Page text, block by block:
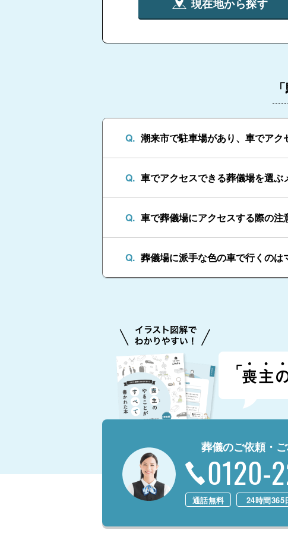
現在地から探す
潮来市で駐車場があり、車でア
車でアクセスできる葬儀場を選ぶ
車で葬儀場にアクセスする際の注
葬儀場に派手な色の車で行くのは
葬儀のご依頼・
0120-
通話無料 24時間365